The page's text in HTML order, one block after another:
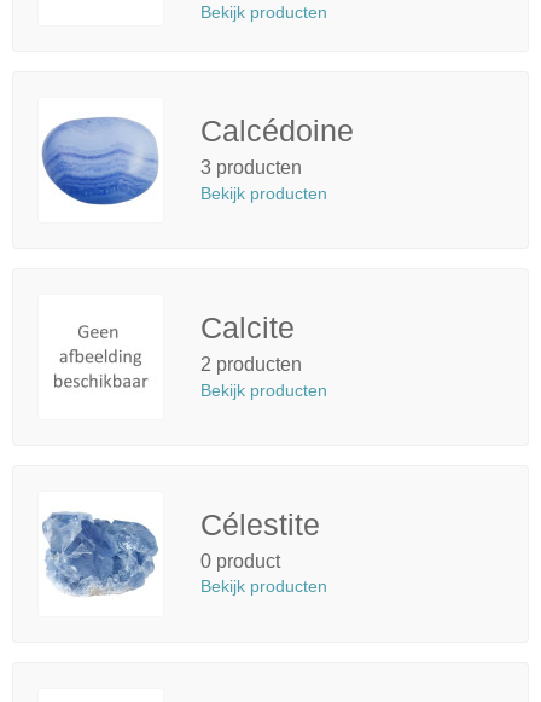
Bekijk producten
Calcédoine
3 producten
Bekijk producten
Calcite
2 producten
Bekijk producten
Célestite
0 product
Bekijk producten